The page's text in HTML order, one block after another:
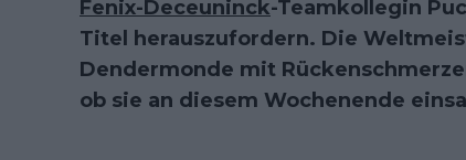
Fenix-Deceuninck-Teamkollegin
Titel herauszufordern. Die
Dendermonde mit
ob sie an diesem Wochenende